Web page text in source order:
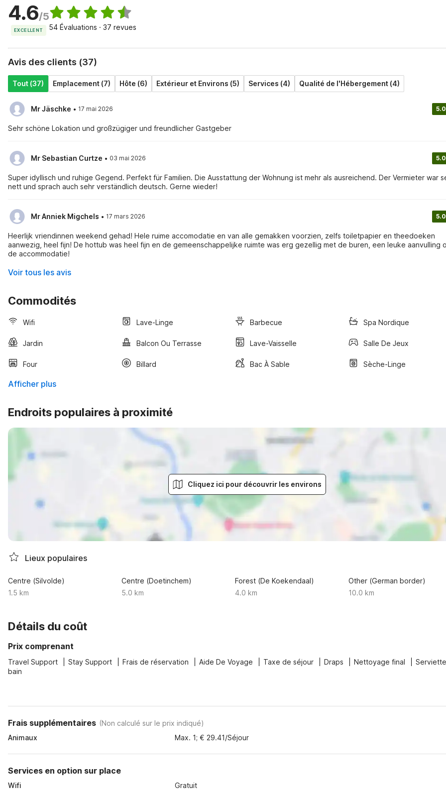
4.6/5
EXCELLENT 54 Évaluations · 37 revues
Avis des clients (37)
Tout (37) Emplacement (7) Hôte (6) Extérieur et Environs (5) Services (4) Qualité de l'Hébergement (4)
Mr Jäschke · 17 mai 2026 5.0
Sehr schöne Lokation und großzügiger und freundlicher Gastgeber
Mr Sebastian Curtze · 03 mai 2026 5.0
Super idyllisch und ruhige Gegend. Perfekt für Familien. Die Ausstattung der Wohnung ist mehr als ausreichend. Der Vermieter war
nett und sprach auch sehr verständlich deutsch. Gerne wieder!
Mr Anniek Migchels · 17 mars 2026 5.0
Heerlijk vriendinnen weekend gehad! Hele ruime accomodatie en van alle gemakken voorzien, zelfs toiletpapier en theedoeken
aanwezig, heel fijn! De hottub was heel fijn en de gemeenschappelijke ruimte was erg gezellig met de buren, een leuke aanvulling
de accommodatie!
Voir tous les avis
Commodités
Wifi Lave-Linge Barbecue Spa Nordique
Jardin Balcon Ou Terrasse Lave-Vaisselle Salle De Jeux
Four Billard Bac À Sable Sèche-Linge
Afficher plus
Endroits populaires à proximité
Cliquez ici pour découvrir les environs
Lieux populaires
Centre (Silvolde)
1.5 km
Centre (Doetinchem)
5.0 km
Forest (De Koekendaal)
4.0 km
Other (German border)
10.0 km
Détails du coût
Prix comprenant
Travel Support Stay Support Frais de réservation Aide De Voyage Taxe de séjour Draps Nettoyage final
bain
Frais supplémentaires (Non calculé sur le prix indiqué)
Animaux
Max. 1; € 29.41/Séjour
Services en option sur place
Wifi Gratuit